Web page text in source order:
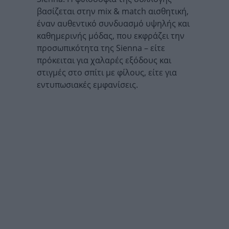
βασίζεται στην mix & match αισθητική,
έναν αυθεντικό συνδυασμό υψηλής και
καθημερινής μόδας, που εκφράζει την
προσωπικότητα της Sienna – είτε
πρόκειται για χαλαρές εξόδους και
στιγμές στο σπίτι με φίλους, είτε για
εντυπωσιακές εμφανίσεις.